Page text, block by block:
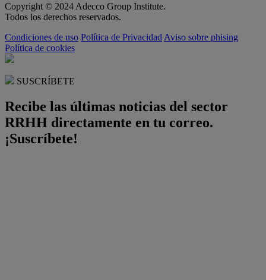
Copyright © 2024 Adecco Group Institute.
Todos los derechos reservados.
Condiciones de uso Política de Privacidad Aviso sobre phising
Política de cookies
SUSCRÍBETE
Recibe las últimas noticias del sector
RRHH directamente en tu correo.
¡Suscríbete!